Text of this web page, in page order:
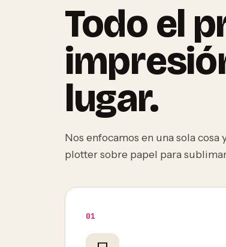
Todo el
lugar.
Nos enfocamos en una sola
plotter sobre papel para
01